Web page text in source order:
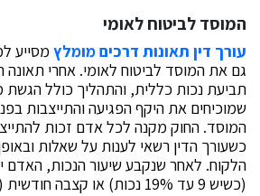
המוסד לביטוח לאומי
עורך דין תאונות דרכים מומלץמסייע
גם את המוסד לביטוח לאומי. אחרי תאונה
תביעת נכות כללית, והתהליך כולל הגשת
שמוכיחים את היקף הפגיעה והתייצבות
המוסד. החוק מקנה לכל אדם זכות
כשעורך הדין רשאי לענות על שאלות
הלקוח. לאחר שנקבע שיעור הנכות, האדם
(כשיש 9 עד 19% נכות) או קצבה חודשית (עבור 20% ומעלה).